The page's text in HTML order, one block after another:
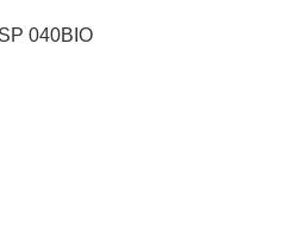
040BIO